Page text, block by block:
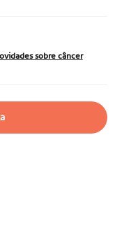
| Jardim
- SP
sobre câncer